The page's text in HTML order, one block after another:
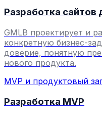
Разработка сайтов
GMLB проектирует и
конкретную бизнес-
доверие, понятную
нового продукта.
MVP и продуктовый
Разработка MVP